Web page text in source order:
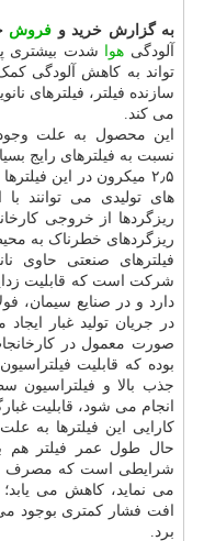
به گزارش خرید و فروش
آلودگی هوا شدت بیشتری
تواند به کاهش آلودگی
سازنده فیلتر، فیلترهای
می کند.
این محصول به علت وجود
نسبت به فیلترهای رایج
۲٫۵ میکرون در این
های تولیدی می توانند
ریزگردها از خروجی
ریزگردهای خطرناک به
فیلترهای صنعتی حاوی
شرکت است که قابلیت
دارد و در صنایع سیمان،
در جریان تولید غبار
صورت معمول در
بوده که قابلیت
جذب بالا و فیلتراسیون
انجام می شود، قابلیت
کارایی این فیلترها به
حال طول عمر فیلتر هم
شرایطی است که مصرف
می نماید، کاهش می
افت فشار کمتری بوجود می
برد.